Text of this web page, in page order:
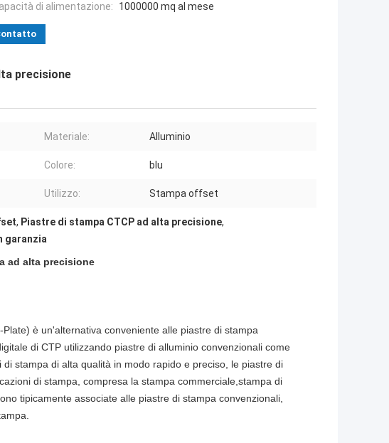
di alimentazione:
1000000 mq al mese
precisione
Materiale: Alluminio
Colore: blu
Utilizzo: Stampa offset
, Piastre di stampa CTCP ad alta precisione,
garanzia
ad alta precisione
è un'alternativa conveniente alle piastre di stampa
di CTP utilizzando piastre di alluminio convenzionali come
stampa di alta qualità in modo rapido e preciso, le piastre di
di stampa, compresa la stampa commerciale,stampa di
tipicamente associate alle piastre di stampa convenzionali,